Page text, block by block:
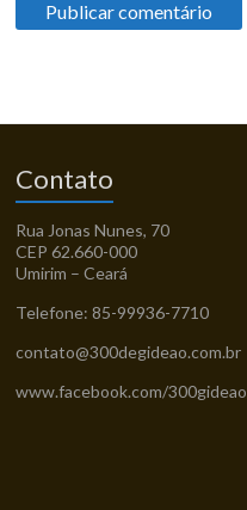
Contato
Rua Jonas Nunes, 70
CEP 62.660-000
Umirim – Ceará
Telefone: 85-99936-7710
contato@300degideao.com.br
www.facebook.com/300gideao